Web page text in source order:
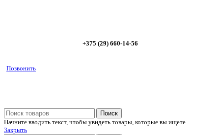
+375 (29) 660-14-56
Позвонить
Поиск
Начните вводить текст, чтобы увидеть товары, которые вы ищете.
Закрыть